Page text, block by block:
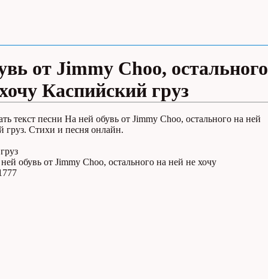
от Jimmy Choo, остального
Каспийский груз
текст песни На ней обувь от Jimmy Choo, остального на ней
груз. Стихи и песня онлайн.
обувь от Jimmy Choo, остального на ней не хочу